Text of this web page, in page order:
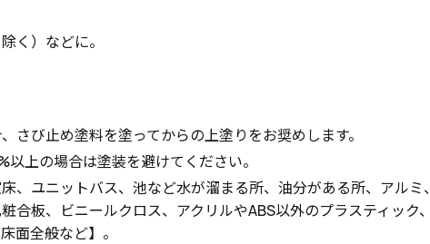
く）などに。
さび止め塗料を塗ってからの上塗りをお奨めします。
上の場合は塗装を避けてください。
、ユニットバス、池など水が溜まる所、油分がある所、アルミ、
合板、ビニールクロス、アクリルやABS以外のプラスティック、
面全般など】。